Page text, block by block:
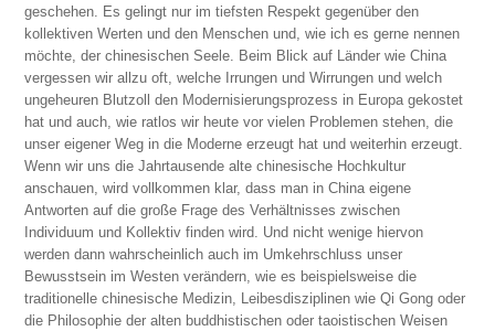
geschehen. Es gelingt nur im tiefsten Respekt gegenüber den
kollektiven Werten und den Menschen und, wie ich es gerne nennen
möchte, der chinesischen Seele. Beim Blick auf Länder wie China
vergessen wir allzu oft, welche Irrungen und Wirrungen und welch
ungeheuren Blutzoll den Modernisierungsprozess in Europa gekostet
hat und auch, wie ratlos wir heute vor vielen Problemen stehen, die
unser eigener Weg in die Moderne erzeugt hat und weiterhin erzeugt.
Wenn wir uns die Jahrtausende alte chinesische Hochkultur
anschauen, wird vollkommen klar, dass man in China eigene
Antworten auf die große Frage des Verhältnisses zwischen
Individuum und Kollektiv finden wird. Und nicht wenige hiervon
werden dann wahrscheinlich auch im Umkehrschluss unser
Bewusstsein im Westen verändern, wie es beispielsweise die
traditionelle chinesische Medizin, Leibesdisziplinen wie Qi Gong oder
die Philosophie der alten buddhistischen oder taoistischen Weisen